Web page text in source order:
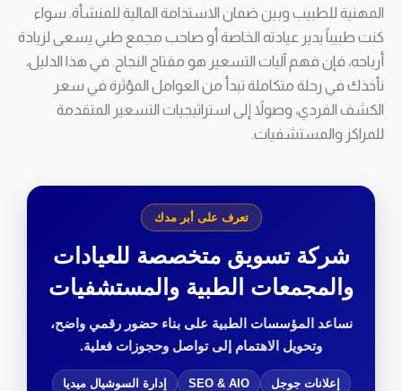
المهنية للطبيب وبين ضمان الاستدامة المالية للمنشأة. سواء
كنت طبيباً يدير عيادته الخاصة أو صاحب مجمع طبي يسعى لزيادة
أرباحه، فإن فهم آليات التسعير هو مفتاح النجاح. في هذا الدليل،
نأخذك في رحلة متكاملة تبدأ من العوامل المؤثرة في سعر
الكشف الفردي، وصولاً إلى استراتيجيات التسعير المتقدمة
للمراكز والمستشفيات.
تعرف على أبر مدك
شركة تسويق متخصصة للعيادات
والمجمعات الطبية والمستشفيات
نساعد المؤسسات الطبية على بناء حضور رقمي واضح،
وتحويل الاهتمام إلى تواصل وحجوزات فعلية.
إعلانات جوجل SEO & AIO إدارة السوشيال ميديا